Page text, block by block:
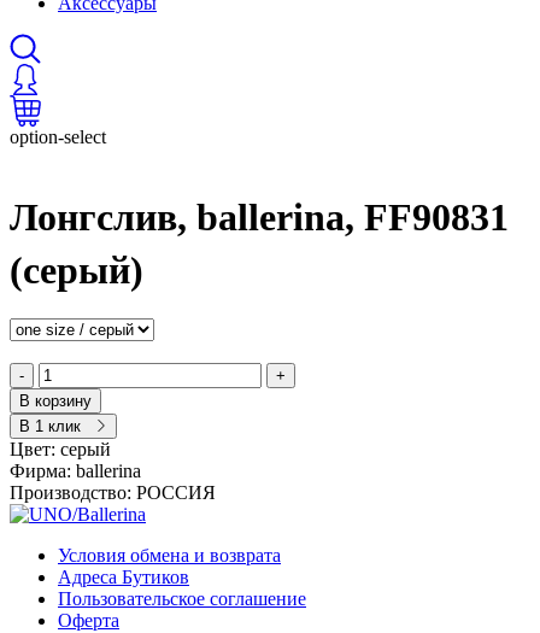
option-select
Лонгслив, ballerina, FF90831
(серый)
-
+
В корзину
В 1 клик
Цвет: серый
Фирма: ballerina
Производство: РОССИЯ
Условия обмена и возврата
Адреса Бутиков
Пользовательское соглашение
Оферта